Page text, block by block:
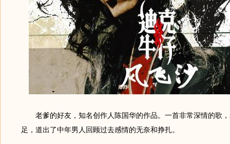
老爹的好友，知名创作人陈国华的作品。一首非常深情的歌，
足，道出了中年男人回顾过去感情的无奈和挣扎。